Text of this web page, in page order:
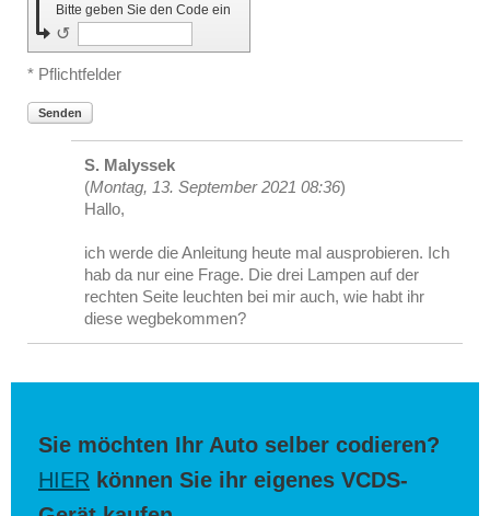
Bitte geben Sie den Code ein
↺
* Pflichtfelder
Senden
S. Malyssek
(Montag, 13. September 2021 08:36)
Hallo,
ich werde die Anleitung heute mal ausprobieren. Ich
hab da nur eine Frage. Die drei Lampen auf der
rechten Seite leuchten bei mir auch, wie habt ihr
diese wegbekommen?
Sie möchten Ihr Auto selber codieren?
HIER können Sie ihr eigenes VCDS-